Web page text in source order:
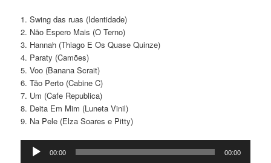
1. Swing das ruas (Identidade)
2. Não Espero Mais (O Terno)
3. Hannah (Thiago E Os Quase Quinze)
4. Paraty (Camões)
5. Voo (Banana Scrait)
6. Tão Perto (Cabine C)
7. Um (Cafe Republica)
8. Deita Em Mim (Luneta Vinil)
9. Na Pele (Elza Soares e Pitty)
Tocador
00:00 00:00